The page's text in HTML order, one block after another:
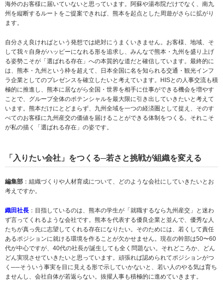
海外のお客様に届いていないと思っています。阿蘇や湯布院だけでなく、南九
州を縦断するルートをご提案できれば、熊本を起点とした周遊がさらに拡がり
ます。
自分さえ良ければという発想では絶対にうまくいきません。お客様、地域、そ
して我々自身がハッピーになれる形を追求し、みんなで熊本・九州を盛り上げ
る姿勢こそが「選ばれる存在」への本質的な道だと確信しています。最終的に
は、熊本・九州という枠を超えて、日本全国に名を知られる交通・観光インフ
ラ企業としてのプレゼンスを確立したいと考えています。HISとの人事交流も積
極的に推進し、熊本に居ながら全国・世界を相手に仕事ができる機会を増やす
ことで、グループ全体のポテンシャルを最大限に引き出していきたいと考えて
います。熊本だけにとどまらず、九州全域を一つの経済圏として捉え、そのす
べてのお客様に九州産交の価値を届けることができる体制をつくる。それこそ
が私の描く「選ばれる存在」の姿です。
「入りたい会社」をつくる─若さと挑戦が組織を変える
編集部 ：組織づくりや人材育成について、どのような会社にしていきたいとお
考えですか。
織田社長 ：目指しているのは、熊本の学生が「就職するなら九州産交」と迷わ
ず言ってくれるような会社です。熊本を代表する優良企業と並んで、優秀な人
たちが真っ先に志望してくれる存在になりたい。そのためには、若くして責任
あるポジションに就ける環境を作ることが欠かせません。現在の幹部は50〜60
代が中心ですが、40代の社長が誕生しても全く問題ない。それどころか、どん
どん実現させていきたいと思っています。頑張れば認められてポジションがつ
く──そういう事実を目に見える形で示していかないと、若い人のやる気は育ち
ませんし、会社自体が若返らない。抜擢人事も積極的に進めていきます。